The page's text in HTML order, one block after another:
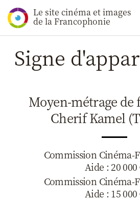
Le site cinéma et images
de la Francophonie
Signe
Moyen-métrage de
Cherif Kamel
Commission Cinéma-
Aide : 20 000
Commission Cinéma-
Aide : 15 000